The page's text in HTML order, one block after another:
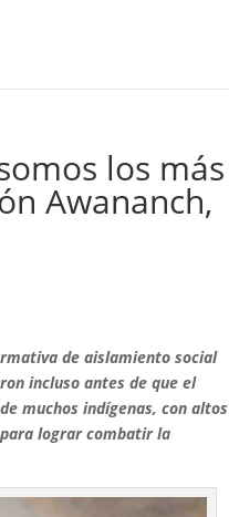
los más
Awananch,
de aislamiento social
incluso antes de que el
muchos indígenas, con altos
lograr combatir la